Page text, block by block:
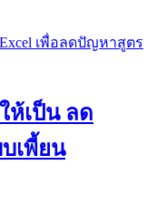
ห้เป็น ลด
เพี้ยน